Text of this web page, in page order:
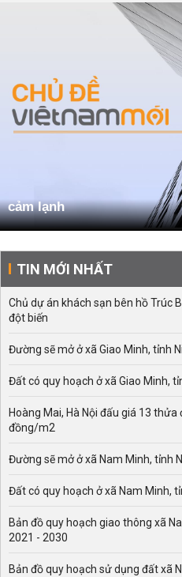
cảm lạnh
TIN MỚI NHẤT
Chủ dự án khách sạn bên hồ Trúc
đột biến
Đường sẽ mở ở xã Giao Minh, tỉnh
Đất có quy hoạch ở xã Giao Minh,
Hoàng Mai, Hà Nội đấu giá 13
đồng/m2
Đường sẽ mở ở xã Nam Minh, tỉnh
Đất có quy hoạch ở xã Nam Minh,
Bản đồ quy hoạch giao thông xã
2021 - 2030
Bản đồ quy hoạch sử dụng đất xã